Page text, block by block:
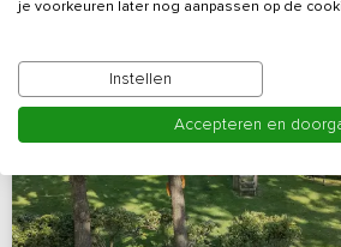
je voorkeuren later nog aanpassen op de
Instellen
Accepteren en